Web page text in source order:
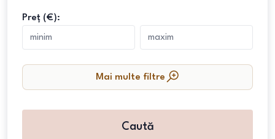
Preț (€):
Mai multe filtre
Caută